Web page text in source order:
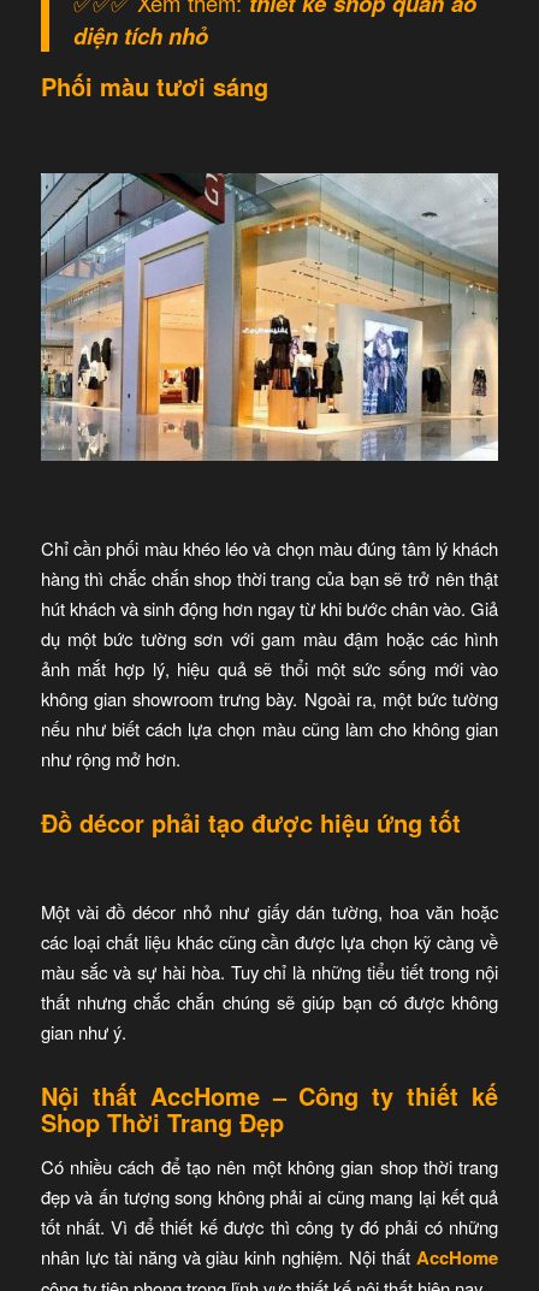
diện tích nhỏ
Phối màu tươi sáng
Chỉ cần phối màu khéo léo và chọn màu đúng tâm lý khách
hàng thì chắc chắn shop thời trang của bạn sẽ trở nên thật
hút khách và sinh động hơn ngay từ khi bước chân vào. Giả
dụ một bức tường sơn với gam màu đậm hoặc các hình
ảnh mắt hợp lý, hiệu quả sẽ thổi một sức sống mới vào
không gian showroom trưng bày. Ngoài ra, một bức tường
nếu như biết cách lựa chọn màu cũng làm cho không gian
như rộng mở hơn.
Đồ décor phải tạo được hiệu ứng tốt
Một vài đồ décor nhỏ như giấy dán tường, hoa văn hoặc
các loại chất liệu khác cũng cần được lựa chọn kỹ càng về
màu sắc và sự hài hòa. Tuy chỉ là những tiểu tiết trong nội
thất nhưng chắc chắn chúng sẽ giúp bạn có được không
gian như ý.
Nội thất AccHome – Công ty thiết kế
Shop Thời Trang Đẹp
Có nhiều cách để tạo nên một không gian shop thời trang
đẹp và ấn tượng song không phải ai cũng mang lại kết quả
tốt nhất. Vì để thiết kế được thì công ty đó phải có những
nhân lực tài năng và giàu kinh nghiệm. Nội thất AccHome